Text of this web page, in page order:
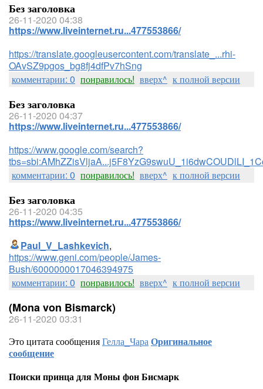
Без заголовка
26-11-2020 04:38
https://www.liveinternet.ru...477553866/
https://translate.googleusercontent.com/translate_...rhi-
OAvSZ9pgos_bg8fj4dfPv7hSng
комментарии: 0 понравилось! вверх^ к полной версии
Без заголовка
26-11-2020 04:37
https://www.liveinternet.ru...477553866/
https://www.google.com/search?
комментарии: 0 понравилось! вверх^ к полной версии
Без заголовка
26-11-2020 04:35
https://www.liveinternet.ru...477553866/
Paul_V_Lashkevich,
https://www.geni.com/people/James-
Bush/6000000017046394975
комментарии: 0 понравилось! вверх^ к полной версии
(Mona von Bismarck)
26-11-2020 03:31
Это цитата сообщенияГелла_ЧараОригинальное
сообщение
Поиски принца для Моны фон Бисмарк